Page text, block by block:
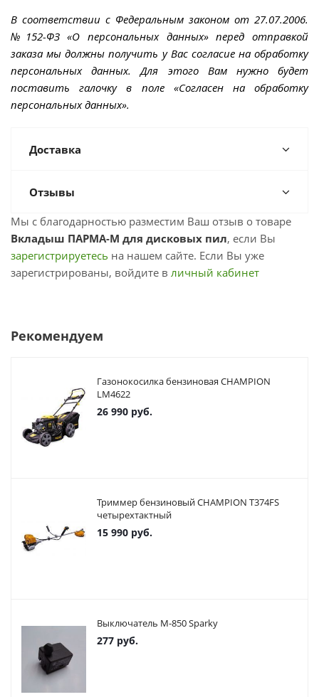
В соответствии с Федеральным законом от 27.07.2006.
№152-ФЗ «О персональных данных» перед отправкой
заказа мы должны получить у Вас согласие на обработку
персональных данных. Для этого Вам нужно будет
поставить галочку в поле «Согласен на обработку
персональных данных».
Доставка
Отзывы
Мы с благодарностью разместим Ваш отзыв о товаре
Вкладыш ПАРМА-М для дисковых пил, если Вы
зарегистрируетесь на нашем сайте. Если Вы уже
зарегистрированы, войдите в личный кабинет
Рекомендуем
Газонокосилка бензиновая CHAMPION
LM4622
26 990 руб.
Триммер бензиновый CHAMPION T374FS
четырехтактный
15 990 руб.
Выключатель М-850 Sparky
277 руб.